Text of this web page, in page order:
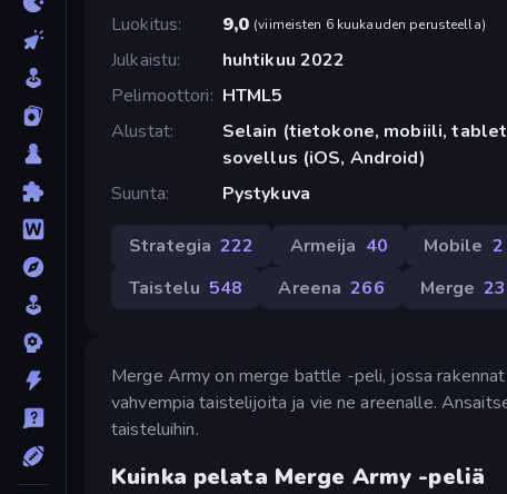
Luokitus
9,0 (viimeisten 6 kuukauden perusteella)
Julkaistu
huhtikuu 2022
Pelimoottori
HTML5
Alustat
Selain (tietokone, mobiili,
sovellus (iOS, Android)
Suunta
Pystykuva
Strategia 222 Armeija 40 Mobile 2
Taistelu 548 Areena 266 Merge
Merge Army on merge battle -peli, jossa
vahvempia taistelijoita ja vie ne areenalle.
taisteluihin.
Kuinka pelata Merge Army -peliä